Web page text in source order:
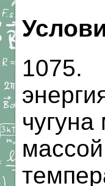
1075.